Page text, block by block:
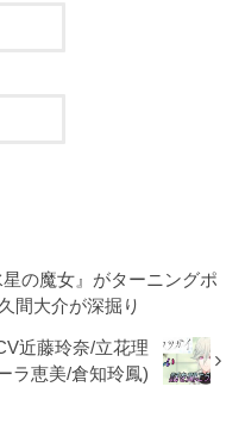
の魔女』がターニングポ
間大介が深掘り
近藤玲奈/立花理
ラ恵美/倉知玲鳳)